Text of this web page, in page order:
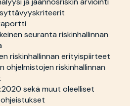
seuranta riskinhallinnan
riskinhallinnan erityispiirteet
ohjelmistojen riskinhallinnan
sekä muut oleelliset